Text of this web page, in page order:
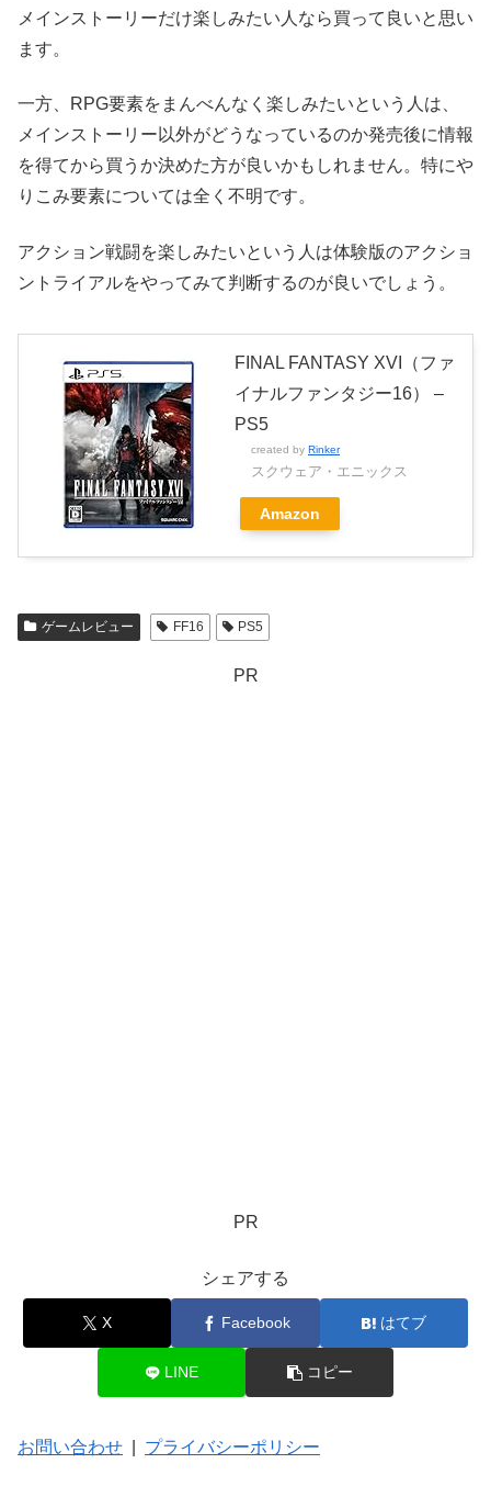
メインストーリーだけ楽しみたい人なら買って良いと思い
ます。
一方、RPG要素をまんべんなく楽しみたいという人は、
メインストーリー以外がどうなっているのか発売後に情報
を得てから買うか決めた方が良いかもしれません。特にや
りこみ要素については全く不明です。
アクション戦闘を楽しみたいという人は体験版のアクショ
ントライアルをやってみて判断するのが良いでしょう。
FINAL FANTASY XVI（ファ
イナルファンタジー16） –
PS5
created by Rinker
スクウェア・エニックス
Amazon
ゲームレビュー FF16 PS5
PR
PR
シェアする
X Facebook はてブ
LINE コピー
お問い合わせ プライバシーポリシー